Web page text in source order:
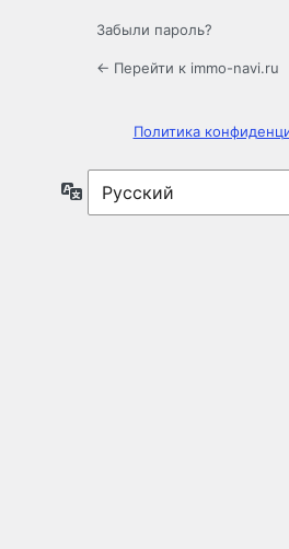
Забыли пароль?
← Перейти к immo-navi.ru
Политика
Язык